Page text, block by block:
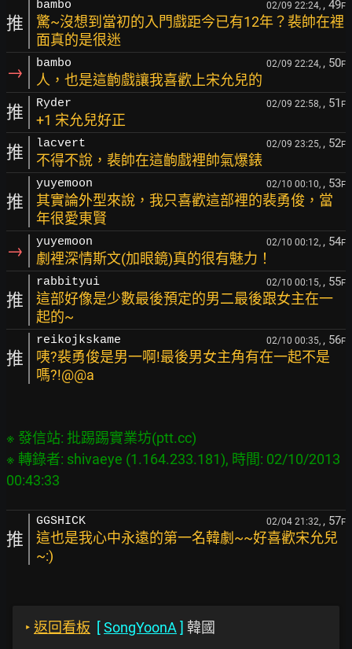
推
bambo 02/09 22:24, , 49F
驚~沒想到當初的入門戲距今已有12年？裴帥在裡
面真的是很迷
→ bambo 02/09 22:24, , 50F
人，也是這齣戲讓我喜歡上宋允兒的
推 Ryder 02/09 22:58, , 51 F
+1 宋允兒好正
推 lacvert 02/09 23:25, , 52F
不得不說，裴帥在這齣戲裡帥氣爆錶
推
yuyemoon 02/10 00:10, , 53F
其實論外型來說，我只喜歡這部裡的裴勇俊，當
年很愛東賢
→ yuyemoon 02/10 00:12, , 54F
劇裡深情斯文(加眼鏡)真的很有魅力！
推
rabbityui 02/10 00:15, , 55F
這部好像是少數最後預定的男二最後跟女主在一
起的~
推
reikojkskame 02/10 00:35, , 56F
咦?裴勇俊是男一啊!最後男女主角有在一起不是
嗎?!@@a
※ 發信站: 批踢踢實業坊(ptt.cc)
※ 轉錄者: shivaeye (1.164.233.181), 時間: 02/10/2013
推
GGSHICK 02/04 21:32, , 57F
這也是我心中永遠的第一名韓劇~~好喜歡宋允兒
~:)
‣ 返回看板 [SongYoonA ] 韓國